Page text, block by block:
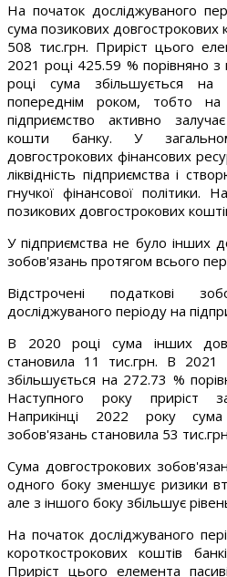
На початок досліджуваного
сума позикових довгострокових
508 тис.грн. Приріст цього
2021 році 425.59 % порівняно
році сума збільшується
попереднім роком, тобто на
підприємство активно
кошти банку. У
довгострокових фінансових
ліквідність підприємства і
гнучкої фінансової
позикових довгострокових
У підприємства не було інших
зобов'язань протягом всього
Відстрочені податкові
досліджуваного періоду на
В 2020 році сума інших
становила 11 тис.грн. В 2021
збільшується на 272.73 %
Наступного року приріст
Наприкінці 2022 року
зобов'язань становила 53
Сума довгострокових
одного боку зменшує ризики
але з іншого боку збільшує
На початок досліджуваного
короткострокових коштів
Приріст цього елемента